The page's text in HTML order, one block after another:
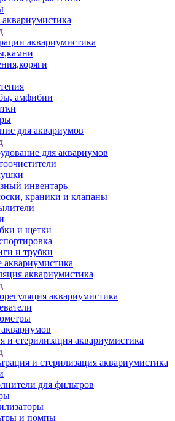
аквариумистика
амфибии
для аквариумов
для аквариумов
инвентарь
краники и клапаны
и щетки
и трубки
аквариумистика
аквариумистика
и стерилизация аквариумистика
и стерилизация аквариумистика
для фильтров
и помпы